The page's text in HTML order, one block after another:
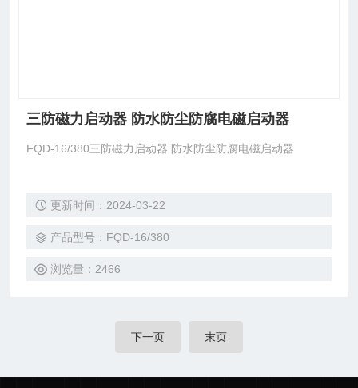
三防磁力启动器 防水防尘防腐电磁启动器
FQD-16/380三防磁力启动器 防水防尘防腐电磁启动器
更新时间：2024-03-22
产品型号：FQD-16/380
浏览量：2466
下一页 末页